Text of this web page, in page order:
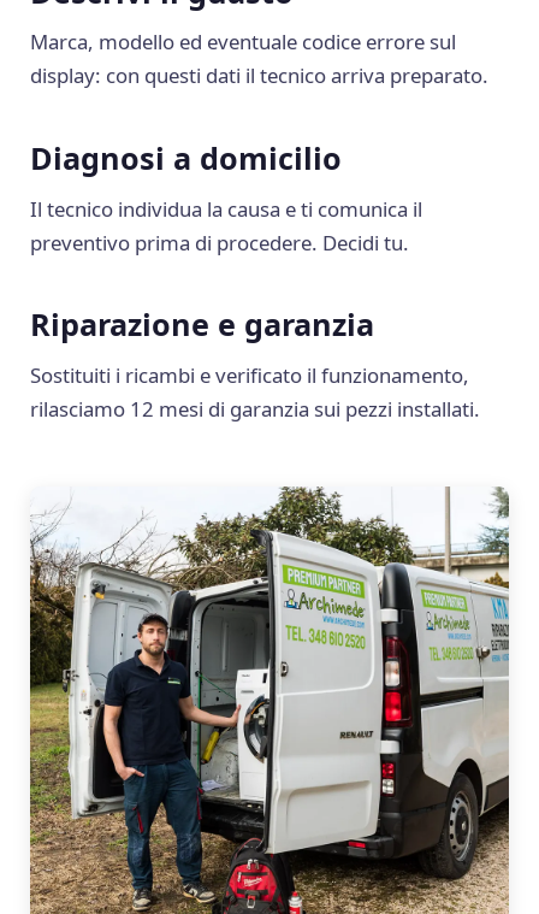
Marca, modello ed eventuale codice errore sul
display: con questi dati il tecnico arriva preparato.
Diagnosi a domicilio
Il tecnico individua la causa e ti comunica il
preventivo prima di procedere. Decidi tu.
Riparazione e garanzia
Sostituiti i ricambi e verificato il funzionamento,
rilasciamo 12 mesi di garanzia sui pezzi installati.